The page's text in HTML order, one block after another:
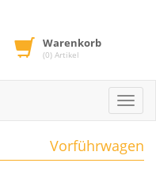
Warenkorb
(0) Artikel
Vorführwagen